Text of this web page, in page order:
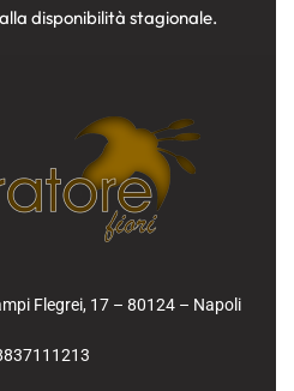
disponibilità stagionale.
Flegrei, 17 – 80124 – Napoli